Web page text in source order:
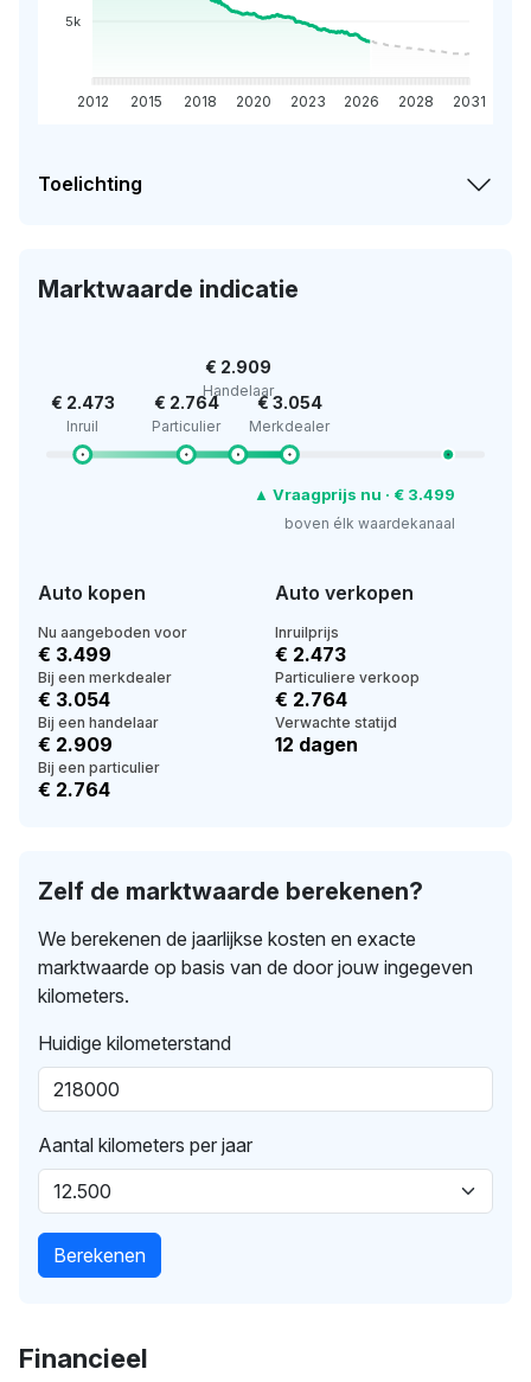
5k
2012 2015 2018 2020 2023 2026 2028 2031
Toelichting
Marktwaarde indicatie
€ 2.473
Inruil
€ 2.764
Particulier
€ 2.909
Handelaar
€ 3.054
Merkdealer
▲ Vraagprijs nu · € 3.499
boven élk waardekanaal
Auto kopen
Nu aangeboden voor
€ 3.499
Bij een merkdealer
€ 3.054
Bij een handelaar
€ 2.909
Bij een particulier
€ 2.764
Auto verkopen
Inruilprijs
€ 2.473
Particuliere verkoop
€ 2.764
Verwachte statijd
12 dagen
Zelf de marktwaarde berekenen?
We berekenen de jaarlijkse kosten en exacte
marktwaarde op basis van de door jouw ingegeven
kilometers.
Huidige kilometerstand
Aantal kilometers per jaar
Berekenen
Financieel